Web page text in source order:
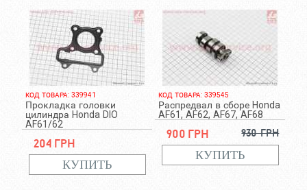
КОД ТОВАРА: 339941
Прокладка головки
цилиндра Honda DIO
AF61/62
204 грн
КОД ТОВАРА: 339545
Распредвал в сборе Honda
AF61, AF62, AF67, AF68
900 грн 930 грн